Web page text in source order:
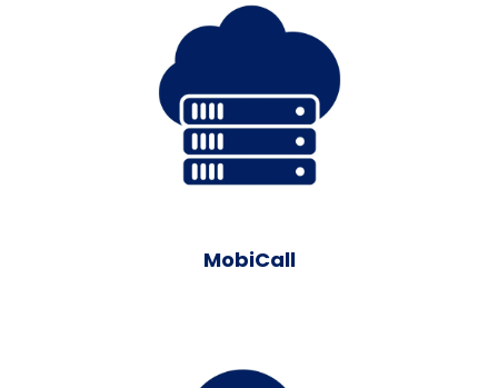
MobiCall
Server physique ou virtuel
Découvrez plus